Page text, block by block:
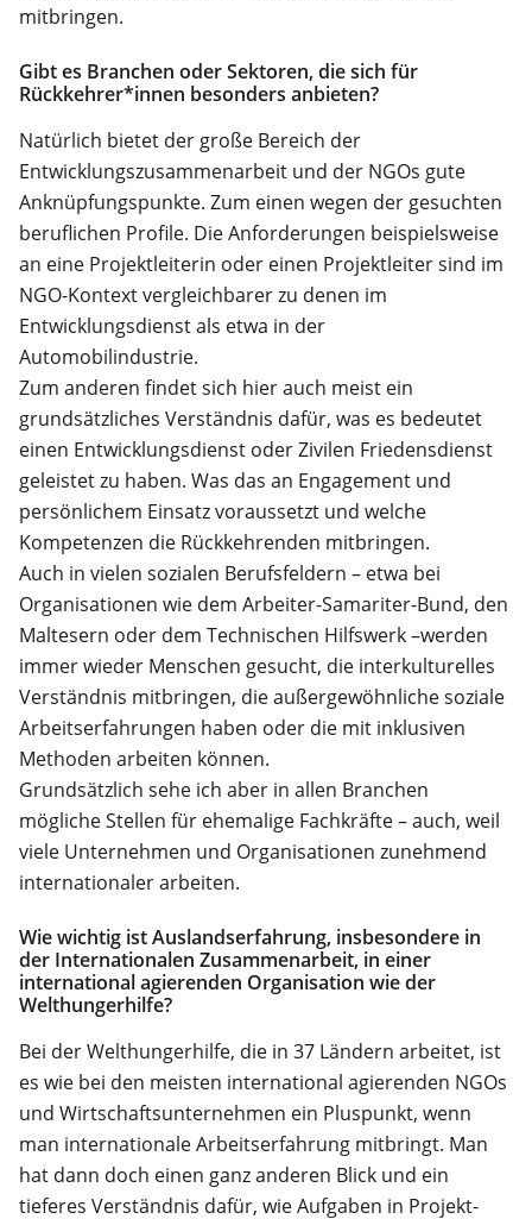
mitbringen.
Gibt es Branchen oder Sektoren, die sich für
Rückkehrer*innen besonders anbieten?
Natürlich bietet der große Bereich der
Entwicklungszusammenarbeit und der NGOs gute
Anknüpfungspunkte. Zum einen wegen der gesuchten
beruflichen Profile. Die Anforderungen beispielsweise
an eine Projektleiterin oder einen Projektleiter sind im
NGO-Kontext vergleichbarer zu denen im
Entwicklungsdienst als etwa in der
Automobilindustrie.
Zum anderen findet sich hier auch meist ein
grundsätzliches Verständnis dafür, was es bedeutet
einen Entwicklungsdienst oder Zivilen Friedensdienst
geleistet zu haben. Was das an Engagement und
persönlichem Einsatz voraussetzt und welche
Kompetenzen die Rückkehrenden mitbringen.
Auch in vielen sozialen Berufsfeldern – etwa bei
Organisationen wie dem Arbeiter-Samariter-Bund, den
Maltesern oder dem Technischen Hilfswerk –werden
immer wieder Menschen gesucht, die interkulturelles
Verständnis mitbringen, die außergewöhnliche soziale
Arbeitserfahrungen haben oder die mit inklusiven
Methoden arbeiten können.
Grundsätzlich sehe ich aber in allen Branchen
mögliche Stellen für ehemalige Fachkräfte – auch, weil
viele Unternehmen und Organisationen zunehmend
internationaler arbeiten.
Wie wichtig ist Auslandserfahrung, insbesondere in
der Internationalen Zusammenarbeit, in einer
international agierenden Organisation wie der
Welthungerhilfe?
Bei der Welthungerhilfe, die in 37 Ländern arbeitet, ist
es wie bei den meisten international agierenden NGOs
und Wirtschaftsunternehmen ein Pluspunkt, wenn
man internationale Arbeitserfahrung mitbringt. Man
hat dann doch einen ganz anderen Blick und ein
tieferes Verständnis dafür, wie Aufgaben in Projekt-